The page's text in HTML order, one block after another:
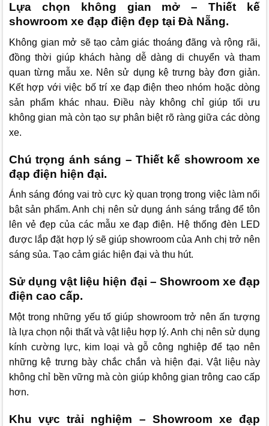
Lựa chọn không gian mở – Thiết kế
showroom xe đạp điện đẹp tại Đà Nẵng.
Không gian mở sẽ tạo cảm giác thoáng đãng và rộng rãi,
đồng thời giúp khách hàng dễ dàng di chuyển và tham
quan từng mẫu xe. Nên sử dụng kệ trưng bày đơn giản.
Kết hợp với việc bố trí xe đạp điện theo nhóm hoặc dòng
sản phẩm khác nhau. Điều này không chỉ giúp tối ưu
không gian mà còn tạo sự phân biệt rõ ràng giữa các dòng
xe.
Chú trọng ánh sáng – Thiết kế showroom xe
đạp điện hiện đại.
Ánh sáng đóng vai trò cực kỳ quan trọng trong việc làm nổi
bật sản phẩm. Anh chị nên sử dụng ánh sáng trắng để tôn
lên vẻ đẹp của các mẫu xe đạp điện. Hệ thống đèn LED
được lắp đặt hợp lý sẽ giúp showroom của Anh chị trở nên
sáng sủa. Tạo cảm giác hiện đại và thu hút.
Sử dụng vật liệu hiện đại – Showroom xe đạp
điện cao cấp.
Một trong những yếu tố giúp showroom trở nên ấn tượng
là lựa chọn nội thất và vật liệu hợp lý. Anh chị nên sử dụng
kính cường lực, kim loại và gỗ công nghiệp để tạo nên
những kệ trưng bày chắc chắn và hiện đại. Vật liệu này
không chỉ bền vững mà còn giúp không gian trông cao cấp
hơn.
Khu vực trải nghiệm – Showroom xe đạp